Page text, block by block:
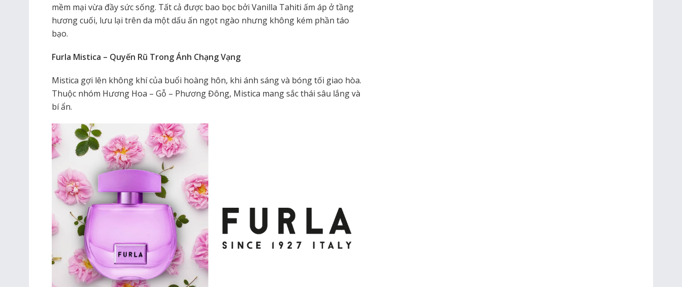
mềm mại vừa đầy sức sống. Tất cả được bao bọc bởi Vanilla Tahiti ấm áp ở tầng
hương cuối, lưu lại trên da một dấu ấn ngọt ngào nhưng không kém phần táo
bạo.
Furla Mistica – Quyến Rũ Trong Ánh Chạng Vạng
Mistica gợi lên không khí của buổi hoàng hôn, khi ánh sáng và bóng tối giao hòa.
Thuộc nhóm Hương Hoa – Gỗ – Phương Đông, Mistica mang sắc thái sâu lắng và
bí ẩn.